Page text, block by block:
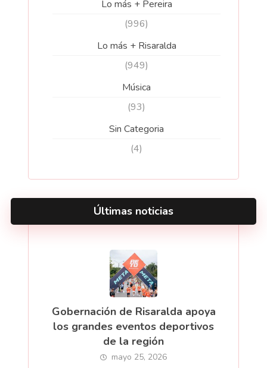
Lo más + Pereira
(996)
Lo más + Risaralda
(949)
Música
(93)
Sin Categoria
(4)
Últimas noticias
Gobernación de Risaralda apoya
los grandes eventos deportivos
de la región
mayo 25, 2026